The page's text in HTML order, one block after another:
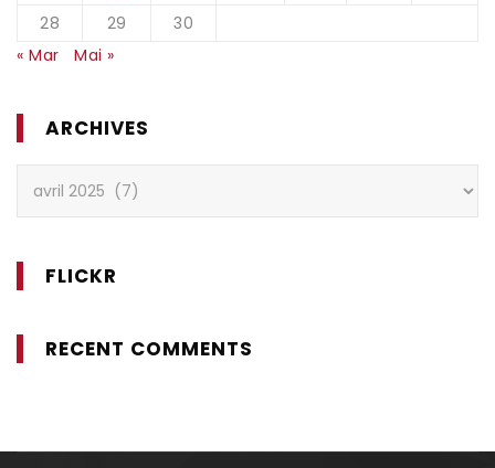
28
29
30
« Mar
Mai »
ARCHIVES
FLICKR
RECENT COMMENTS